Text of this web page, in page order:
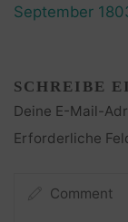
September
SCHREIBE
Deine E-Mail-
Erforderliche